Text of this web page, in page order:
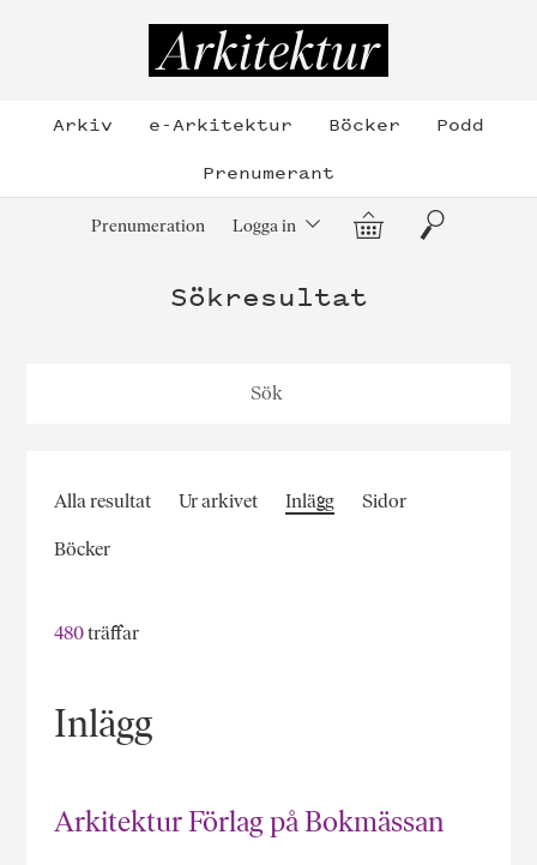
Arkiv e-Arkitektur Böcker
Podd
Prenumerant
Prenumeration Logga in Varukorg
Sök
Sökresultat
Alla resultat Ur arkivet Inlägg Sidor
Böcker
480träffar
Inlägg
Arkitektur Förlag på Bokmässan